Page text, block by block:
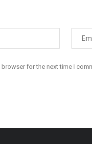
for the next time I